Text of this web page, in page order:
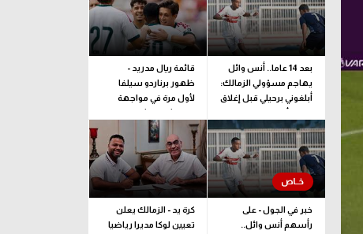
بعد 14 عاما.. أنس وائل
يهاجم مسؤولي الزمالك:
أبلغوني برحيلي قبل إغلاق
القيد بأيام
قائمة ريال مدريد -
ظهور برناردو سيلفا
لأول مرة في مواجهة
فرينتشفاروشي
خبر في الجول - على
رأسهم أنس وائل..
كرة يد - الزمالك يعلن
تعيين لوكا مديرا رياضيا